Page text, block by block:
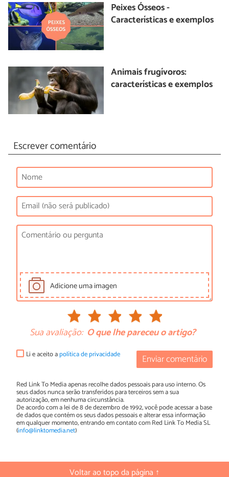
Peixes Ósseos -
Características e exemplos
Animais frugívoros:
características e exemplos
Escrever comentário
Adicione uma imagen
Sua avaliação: O que lhe pareceu o artigo?
Enviar comentário
Li e aceito apolítica de privacidade
Red Link To Media apenas recolhe dados pessoais para uso interno. Os
seus dados nunca serão transferidos para terceiros sem a sua
autorização, em nenhuma circunstância.
De acordo com a lei de 8 de dezembro de 1992, você pode acessar a base
de dados que contém os seus dados pessoais e alterar essa informação
em qualquer momento, entrando em contato com Red Link To Media SL
(info@linktomedia.net)
Voltar ao topo da página ↑